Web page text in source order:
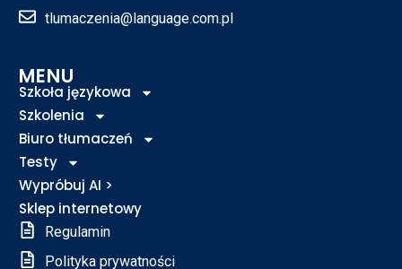
tlumaczenia@language.com.pl
MENU
Szkoła językowa
Szkolenia
Biuro tłumaczeń
Testy
Wypróbuj AI >
Sklep internetowy
Regulamin
Polityka prywatności